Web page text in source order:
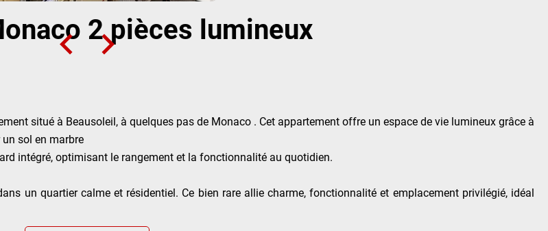
2 pièces lumineux
situé à Beausoleil, à quelques pas de Monaco . Cet appartement offre un espace de vie lumineux grâce à
sol en marbre
intégré, optimisant le rangement et la fonctionnalité au quotidien.
un quartier calme et résidentiel. Ce bien rare allie charme, fonctionnalité et emplacement privilégié, idéal